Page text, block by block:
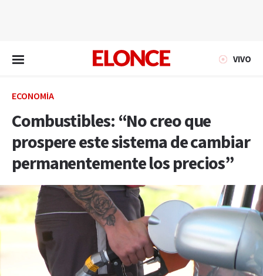
VIVO
ECONOMÍA
Combustibles: “No creo que
prospere este sistema de cambiar
permanentemente los precios”